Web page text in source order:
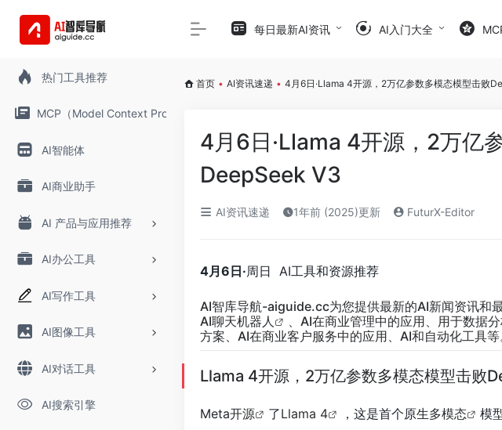
热门工具推荐
MCP（Model Context Protocol）
AI智能体
AI商业助手
AI 产品与应用推荐
AI办公工具
AI写作工具
AI图像工具
AI对话工具
AI搜索引擎
每日最新AI资讯 AI入门大全
首页 • AI资讯速递 • 4月6日·Llama 4开源，2万亿参数多模态模型击败
4月6日·Llama 4开源，2万亿
DeepSeek V3
AI资讯速递 1年前 (2025)更新 FuturX-Editor
4月6日·周日 AI工具和资源推荐
AI智库导航-aiguide.cc为您提供最新的AI新闻资讯和
AI聊天机器人
、AI在商业管理中的应用、用于数据
方案、AI在商业客户服务中的应用、AI和自动化工具等
Llama 4开源，2万亿参数多模态模型击败
Meta开源 了Llama 4 ，这是首个原生多模态
模